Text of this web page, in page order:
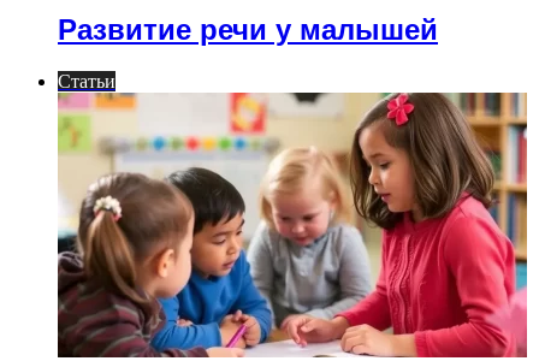
Развитие речи у малышей
Статьи